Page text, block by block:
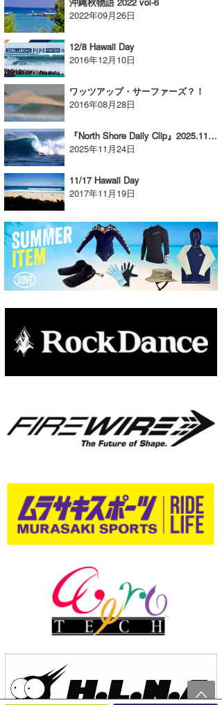
2022年09月26日
12/8 Hawaii Day
2016年12月10日
ワッツアップ・サーファーズ？！
2016年08月28日
『North Shore Daily Clip』2025.11.22 @ Sunset Beach
2025年11月24日
11/17 Hawaii Day
2017年11月19日